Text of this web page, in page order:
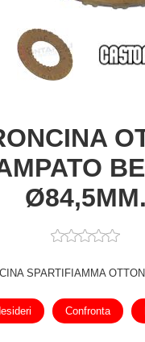
Ø84,5MM.
SPARTIFIAMMA
Confronta